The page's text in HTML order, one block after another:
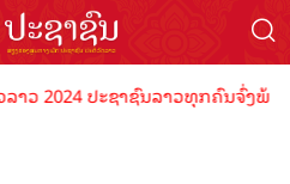
2024 ປະຊາຊົນລາວທຸກຄົນຈົ່ງພ້ອມ